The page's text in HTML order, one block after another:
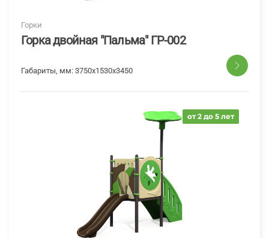
Горки
Горка двойная "Пальма" ГР-002
Габариты, мм: 3750x1530x3450
от 2 до 5 лет